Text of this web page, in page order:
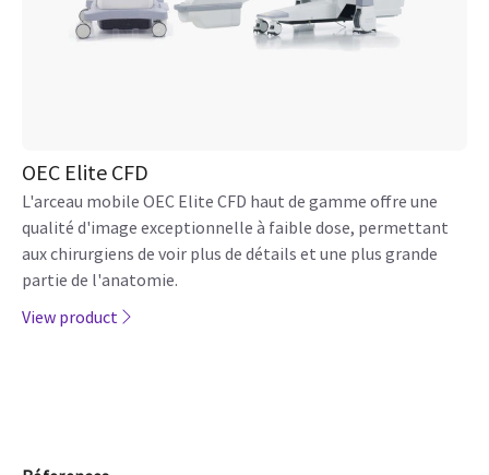
OEC Elite CFD
L'arceau mobile OEC Elite CFD haut de gamme offre une
qualité d'image exceptionnelle à faible dose, permettant
aux chirurgiens de voir plus de détails et une plus grande
partie de l'anatomie.
View product